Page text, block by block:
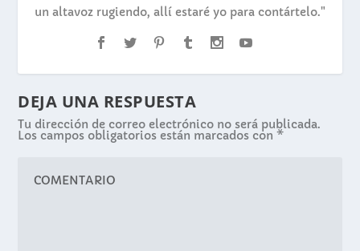
un altavoz rugiendo, allí estaré yo para contártelo."
DEJA UNA RESPUESTA
Tu dirección de correo electrónico no será publicada.
Los campos obligatorios están marcados con*